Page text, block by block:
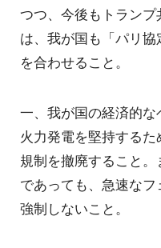
つつ、今後もトラン
は、我が国も「パリ
を合わせること。
一、我が国の経済的
火力発電を堅持する
規制を撤廃すること
であっても、急速な
強制しないこと。